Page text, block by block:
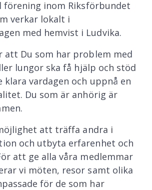
förening inom Riksförbundet
verkar lokalt i
med hemvist i Ludvika.
att Du som har problem med
lungor ska få hjälp och stöd
vardagen och uppnå en
Du som är anhörig är
att träffa andra i
och utbyta erfarenhet och
att ge alla våra medlemmar
vi möten, resor samt olika
för de som har